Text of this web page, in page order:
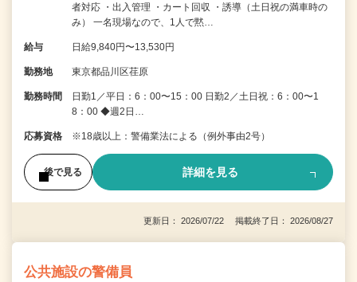
者対応 ・出入管理 ・カート回収 ・誘導（土日祝の満車時の
み） 一名現場なので、1人で黙…
給与 日給9,840円〜13,530円
勤務地 東京都品川区荏原
勤務時間
日勤1／平日：6：00〜15：00 日勤2／土日祝：6：00〜1
8：00 ◆週2日…
応募資格 ※18歳以上：警備業法による（例外事由2号）
後で見る 詳細を見る
更新日： 2026/07/22 掲載終了日： 2026/08/27
公共施設の警備員